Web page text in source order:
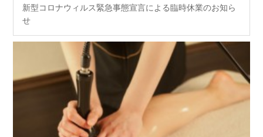
新型コロナウィルス緊急事態宣言による臨時休業のお知ら
せ